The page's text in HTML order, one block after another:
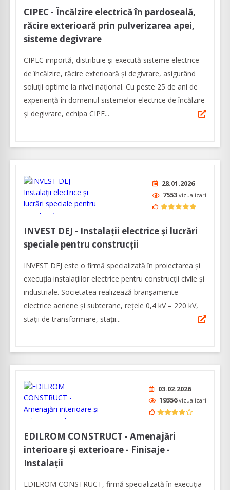
CIPEC - Încălzire electrică în pardoseală,
răcire exterioară prin pulverizarea apei,
sisteme degivrare
CIPEC importă, distribuie și execută sisteme electrice
de încălzire, răcire exterioară și degivrare, asigurând
soluții optime la nivel național. Cu peste 25 de ani de
experiență în domeniul sistemelor electrice de încălzire
și degivrare, echipa CIPE...
28.01.2026
7553 vizualizari
INVEST DEJ - Instalații electrice și lucrări
speciale pentru construcții
INVEST DEJ este o firmă specializată în proiectarea și
execuția instalațiilor electrice pentru construcţii civile şi
industriale. Societatea realizează branşamente
electrice aeriene şi subterane, rețele 0,4 kV – 220 kV,
stații de transformare, stații...
03.02.2026
19356vizualizari
EDILROM CONSTRUCT - Amenajări
interioare și exterioare - Finisaje -
Instalații
EDILROM CONSTRUCT, firmă specializată în execuția